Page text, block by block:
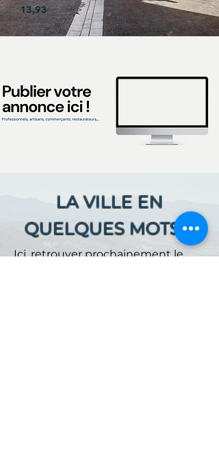
13,93
LA VILLE EN
QUELQUES MOTS ...
Ici, retrouver prochainement le